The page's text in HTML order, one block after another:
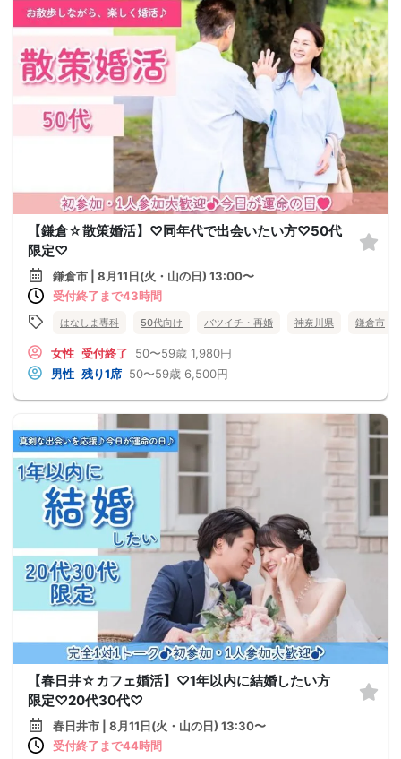
【鎌倉☆散策婚活】♡同年代で出会いたい方♡50代
限定♡
鎌倉市 | 8月11日(火・山の日) 13:00〜
受付終了まで43時間
はなしま専科 50代向け バツイチ・再婚 神奈川県 鎌倉市
女性 受付終了 50〜59歳 1,980円
男性 残り1席 50〜59歳 6,500円
【春日井☆カフェ婚活】♡1年以内に結婚したい方
限定♡20代30代♡
春日井市 | 8月11日(火・山の日) 13:30〜
受付終了まで44時間